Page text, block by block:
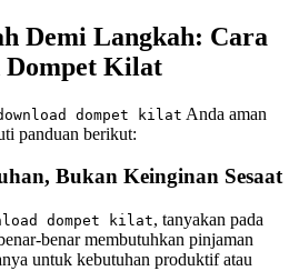
Demi Langkah: Cara
Dompet Kilat
dompet kilat Anda aman
panduan berikut:
Bukan Keinginan Sesaat
dompet kilat, tanyakan pada
benar membutuhkan pinjaman
untuk kebutuhan produktif atau